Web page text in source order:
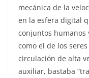
mecánica de la
en la esfera digital
conjuntos humanos
como el de los
circulación de alta
auxiliar, bastaba